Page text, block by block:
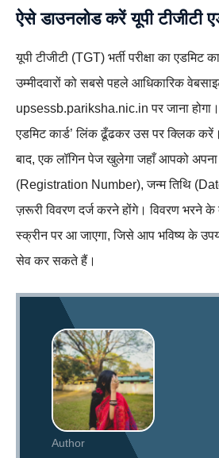
ऐसे डाउनलोड करें यूपी टीजीटी
यूपी टीजीटी (TGT) भर्ती परीक्षा का
उम्मीदवारों को सबसे पहले आधिकारिक
upsessb.pariksha.nic.in पर जाना होगा।
एडमिट कार्ड’ लिंक ढूँढकर उस पर क्लिक
बाद, एक लॉगिन पेज खुलेगा जहाँ आपको
(Registration Number), जन्म तिथि
ज़रूरी विवरण दर्ज करने होंगे। विवरण भरने के
स्क्रीन पर आ जाएगा, जिसे आप भविष्य के
सेव कर सकते हैं।
Author